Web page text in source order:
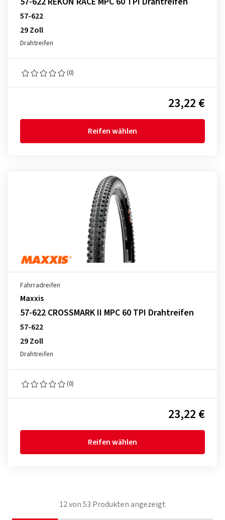
57-622
29 Zoll
Drahtreifen
(0)
23,22 €
Reifen wählen
Fahrradreifen
Maxxis
57-622 CROSSMARK II MPC 60 TPI Drahtreifen
57-622
29 Zoll
Drahtreifen
(0)
23,22 €
Reifen wählen
12von53 Produkten angezeigt